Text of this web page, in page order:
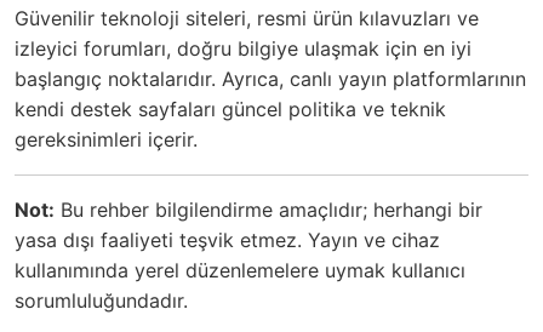
Güvenilir teknoloji siteleri, resmi ürün kılavuzları ve
izleyici forumları, doğru bilgiye ulaşmak için en iyi
başlangıç noktalarıdır. Ayrıca, canlı yayın platformlarının
kendi destek sayfaları güncel politika ve teknik
gereksinimleri içerir.
Not: Bu rehber bilgilendirme amaçlıdır; herhangi bir
yasa dışı faaliyeti teşvik etmez. Yayın ve cihaz
kullanımında yerel düzenlemelere uymak kullanıcı
sorumluluğundadır.